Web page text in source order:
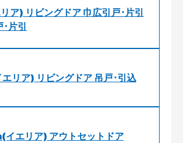
ア) リビングドア 巾広引戸･片引
片引
リア) リビングドア 吊戸･引込
エリア) アウトセットドア